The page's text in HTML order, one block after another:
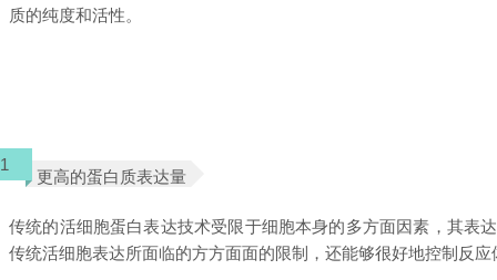
质的纯度和活性。
1
更高的蛋白质表达量
传统的活细胞蛋白表达技术受限于细胞本身的多方面因素，其表
传统活细胞表达所面临的方方面面的限制，还能够很好地控制反